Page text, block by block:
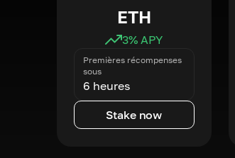
ETH
3% APY
Premières récompenses
sous
6 heures
Stake now